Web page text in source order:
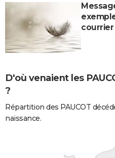
courrier
D'où venaient les
?
Répartition des PAUCOT
naissance.